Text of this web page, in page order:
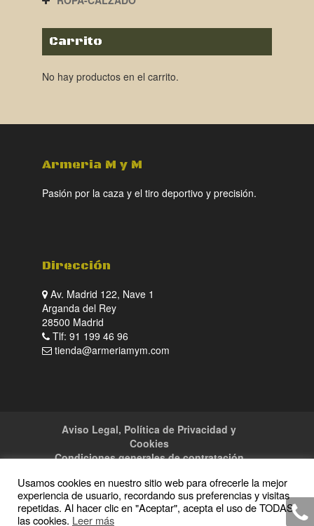
Carrito
No hay productos en el carrito.
Armeria M y M
Pasión por la caza y el tiro deportivo y precisión.
Dirección
Av. Madrid 122, Nave 1
Arganda del Rey
28500 Madrid
Tlf: 91 199 46 96
tienda@armeriamym.com
Aviso Legal, Política de Privacidad y
Cookies
Condiciones generales de contratación
Usamos cookies en nuestro sitio web para ofrecerle la mejor
experiencia de usuario, recordando sus preferencias y visitas
repetidas. Al hacer clic en "Aceptar", acepta el uso de TODAS
las cookies. Leer más